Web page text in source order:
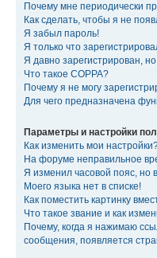
Почему мне периодически
Как сделать, чтобы я не
Я забыл пароль!
Я только что
Я давно зарегистрирован,
Что такое COPPA?
Почему я не могу
Для чего предназначена
Параметры и настройки
Как изменить мои
На форуме неправильное
Я изменил часовой пояс, но
Моего языка нет в списке!
Как поместить картинку
Что такое звание и как
Почему, когда я нажимаю
сообщения, появляется